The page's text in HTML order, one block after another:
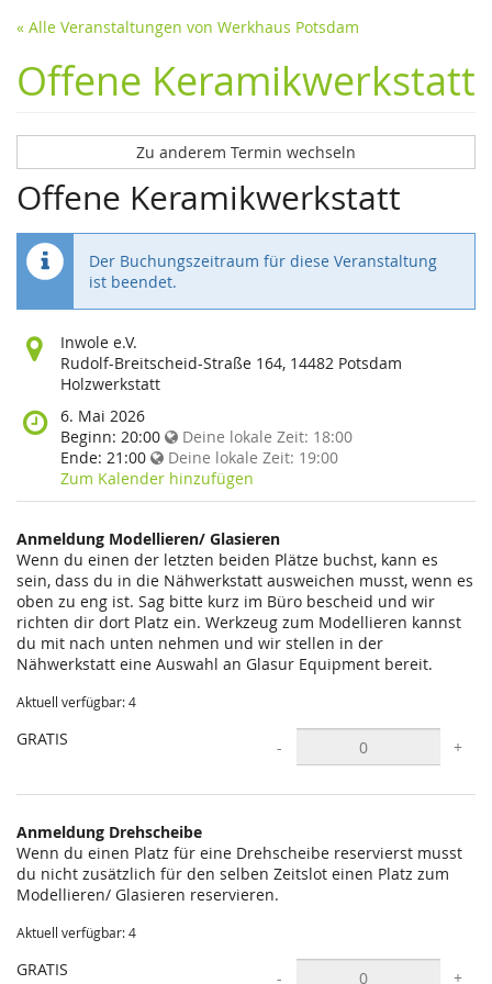
« Alle Veranstaltungen von Werkhaus Potsdam
Offene Keramikwerkstatt
Zu anderem Termin wechseln
Offene Keramikwerkstatt
Der Buchungszeitraum für diese Veranstaltung
ist beendet.
Wo
findet
diese
statt?
Inwole e.V.
Rudolf-Breitscheid-Straße 164, 14482 Potsdam
Holzwerkstatt
Wann
findet
diese
Veranstaltung
statt?
6. Mai 2026
Beginn: 20:00 Deine lokale Zeit: 18:00
Ende: 21:00 Deine lokale Zeit: 19:00
Zum Kalender hinzufügen
Anmeldung Modellieren/ Glasieren
Wenn du einen der letzten beiden Plätze buchst, kann es
sein, dass du in die Nähwerkstatt ausweichen musst, wenn es
oben zu eng ist. Sag bitte kurz im Büro bescheid und wir
richten dir dort Platz ein. Werkzeug zum Modellieren kannst
du mit nach unten nehmen und wir stellen in der
Nähwerkstatt eine Auswahl an Glasur Equipment bereit.
Aktuell verfügbar: 4
GRATIS - +
Anmeldung Drehscheibe
Wenn du einen Platz für eine Drehscheibe reservierst musst
du nicht zusätzlich für den selben Zeitslot einen Platz zum
Modellieren/ Glasieren reservieren.
Aktuell verfügbar: 4
GRATIS - +